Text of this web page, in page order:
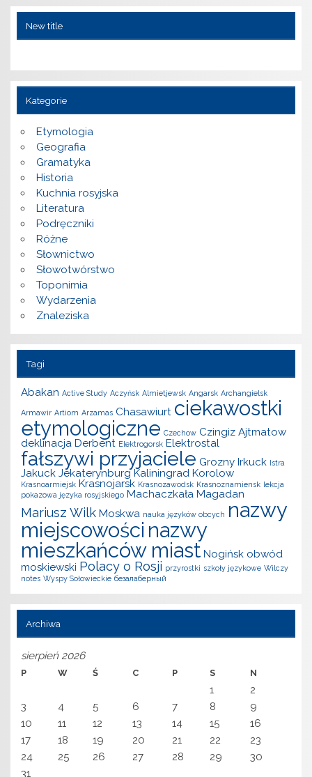
New title
Kategorie
Etymologia
Geografia
Gramatyka
Historia
Kuchnia rosyjska
Literatura
Podręczniki
Różne
Słownictwo
Słowotwórstwo
Toponimia
Wydarzenia
Znaleziska
Tagi
Abakan Active Study Aczyńsk Almietjewsk Angarsk Archangielsk
Armawir Artiom Arzamas Chasawiurt ciekawostki
etymologiczne Czechow Czingiz Ajtmatow
deklinacja Derbent Elektrogorsk Elektrostal
fałszywi przyjaciele Grozny Irkuck Istra
Jakuck Jekaterynburg Kaliningrad Korolow
Krasnoarmiejsk Krasnojarsk Krasnozawodsk Krasnoznamiensk lekcja
pokazowa języka rosyjskiego Machaczkała Magadan
Mariusz Wilk Moskwa nauka języków obcych nazwy
miejscowości nazwy
mieszkańców miast Nogińsk obwód
moskiewski Polacy o Rosji przyrostki szkoły językowe Wilczy
notes Wyspy Sołowieckie безалаберный
Archiwa
sierpień 2026
P W Ś C P S N
1
2
3
4 5 6 7 8
9
10
11 12 13 14 15
16
17
18 19 20 21 22
23
24
25 26 27 28 29
30
31